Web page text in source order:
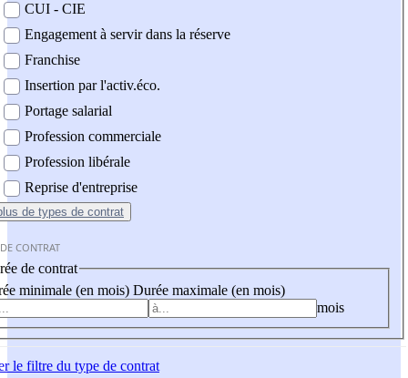
CUI - CIE
Engagement à servir dans la réserve
Franchise
Insertion par l'activ.éco.
Portage salarial
Profession commerciale
Profession libérale
Reprise d'entreprise
de types de contrat
CONTRAT
de contrat
minimale (en mois) Durée maximale (en mois)
mois
le filtre du type de contrat